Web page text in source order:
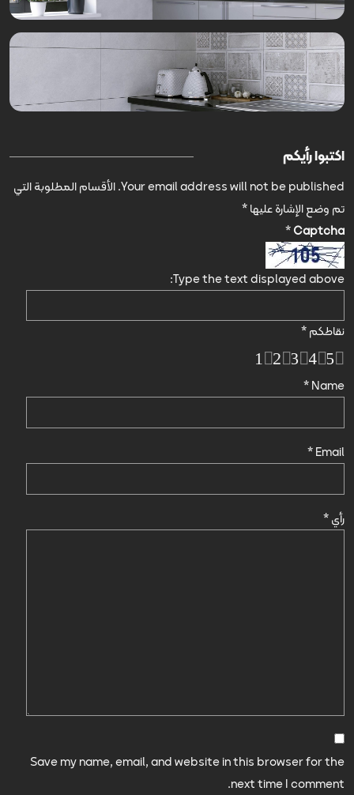
اكتبوا رأيكم
Your email address will not be published. الأقسام المطلوبة التي
تم وضع الإشارة عليها*
رأي*
Name
*
Email
*
Save my name, email, and website in this browser for the
next time I comment.
Captcha
*
Type the text displayed above:
نقاطكم*
5
4
3
2
1